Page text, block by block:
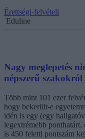
Érettségi-felvételi
Eduline
Nagy meglepetés
népszerű
Több mint 101 ezer
hogy bekerült-e
idén is egy (egy
legextrémebb ponthatárt,
is 450 feletti pontszám